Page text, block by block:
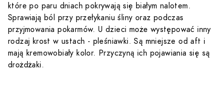
które po paru dniach pokrywają się białym nalotem.
Sprawiają ból przy przełykaniu śliny oraz podczas
przyjmowania pokarmów.U dzieci może występować inny
rodzaj krost w ustach - pleśniawki. Są mniejsze od aft i
mają kremowobiały kolor. Przyczyną ich pojawiania się są
drożdżaki.